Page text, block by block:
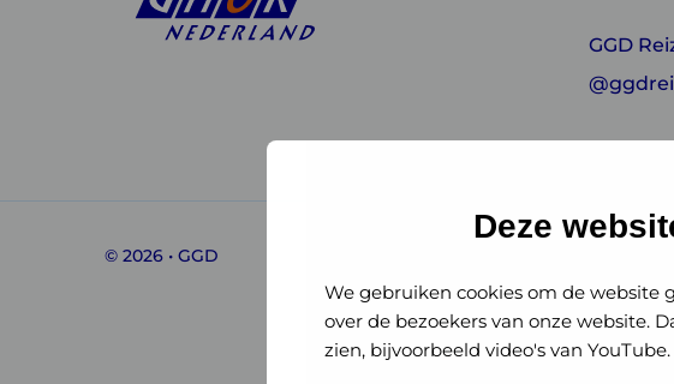
Deze
We gebruiken cookies om de website
over de bezoekers van onze website.
zien, bijvoorbeeld video's van
GHORGHOR
Nederland
GGD
© 2026 • GGD